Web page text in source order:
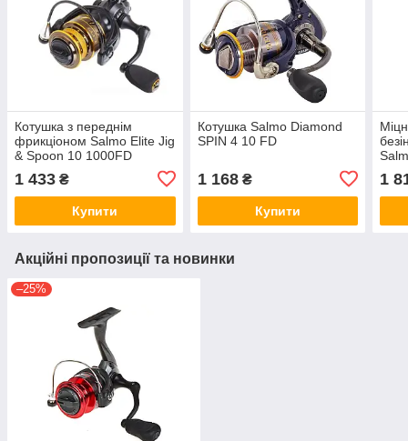
Котушка з переднім
фрикціоном Salmo Elite Jig
& Spoon 10 1000FD
1 433 ₴
Купити
Котушка Salmo Diamond
SPIN 4 10 FD
1 168₴
Купити
1
Акційні пропозиції та новинки
–25%